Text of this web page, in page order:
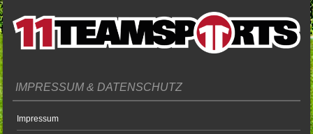
IMPRESSUM & DATENSCHUTZ
Impressum